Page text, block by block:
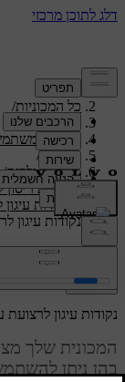
תמיכה/
כל המכוניות/
XC60 2027
/
מדריך
בטיחות/
בטיחות ילדים/
מערכות ריסון
נקודות
נקודות עיגון
תמיכה מותאמת
התחבר
נקודות עיגון לרצועת
המכונית שלך
בהן ניתן